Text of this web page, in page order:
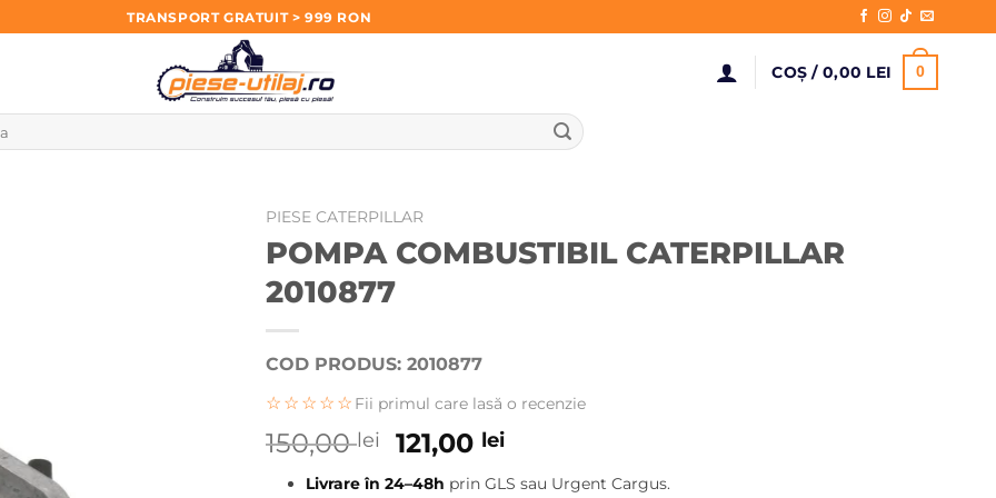
TRANSPORT GRATUIT > 999 RON
COȘ / 0,00 LEI 0
PIESE CATERPILLAR
POMPA COMBUSTIBIL CATERPILLAR
2010877
COD PRODUS: 2010877
☆☆☆☆☆ Fii primul care lasă o recenzie
150,00lei
Prețul
121,00 leiPrețul
Livrare în 24–48h prin GLS sau Urgent Cargus.